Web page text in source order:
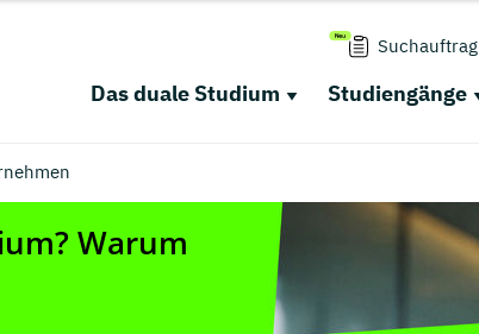
Suchauftrag
Das duale Studium Studiengänge